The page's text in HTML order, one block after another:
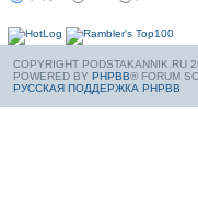
COPYRIGHT PODSTAKANNIK.RU
POWERED BY PHPBB® FORUM
РУССКАЯ ПОДДЕРЖКА PHPBB